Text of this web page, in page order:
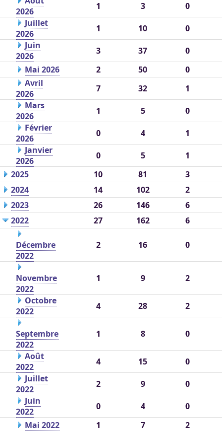
2026
1 3
0
Juillet
2026
1 10
0
Juin
2026
3 37
0
Mai 2026
2 50
0
Avril
2026
7 32
1
Mars
2026
1 5
0
Février
2026
0 4
1
Janvier
2026
0 5
1
2025
10 81
3
2024
14 102
2
2023
26 146
6
2022
27 162 6
Décembre
2022
2 16 0
Novembre
2022
1 9 2
Octobre
2022
4 28 2
Septembre
2022
1 8 0
Août
2022
4 15
0
Juillet
2022
2 9
0
Juin
2022
0 4
0
Mai 2022
1 7
2